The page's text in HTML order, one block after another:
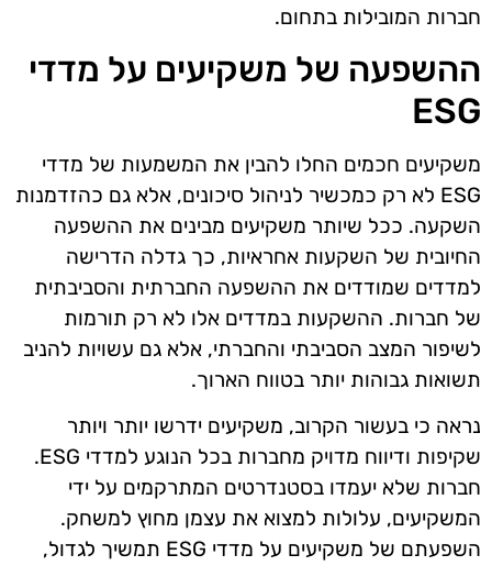
חברות המובילות בתחום.
ההשפעה של משקיעים על מדדי
ESG
משקיעים חכמים החלו להבין את המשמעות של מדדי
ESG לא רק כמכשיר לניהול סיכונים, אלא גם כהזדמנות
השקעה. ככל שיותר משקיעים מבינים את ההשפעה
החיובית של השקעות אחראיות, כך גדלה הדרישה
למדדים שמודדים את ההשפעה החברתית והסביבתית
של חברות. ההשקעות במדדים אלו לא רק תורמות
לשיפור המצב הסביבתי והחברתי, אלא גם עשויות להניב
תשואות גבוהות יותר בטווח הארוך.
נראה כי בעשור הקרוב, משקיעים ידרשו יותר ויותר
שקיפות ודיווח מדויק מחברות בכל הנוגע למדדי ESG.
חברות שלא יעמדו בסטנדרטים המתרקמים על ידי
המשקיעים, עלולות למצוא את עצמן מחוץ למשחק.
השפעתם של משקיעים על מדדי ESG תמשיך לגדול,